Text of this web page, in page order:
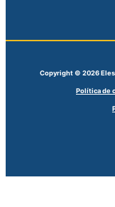
Copyright © 2026
Política de